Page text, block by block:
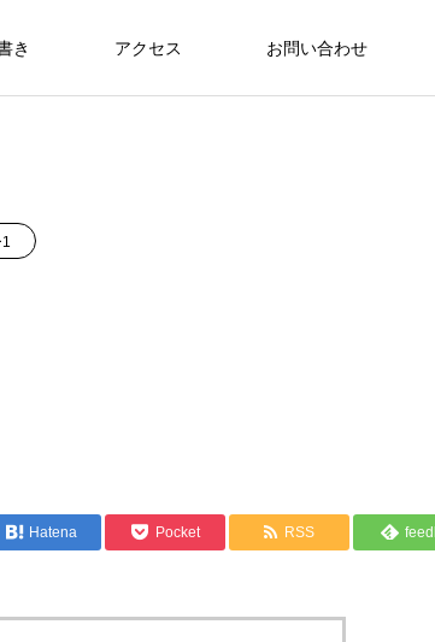
き アクセス お問い合わせ
Hatena Pocket RSS